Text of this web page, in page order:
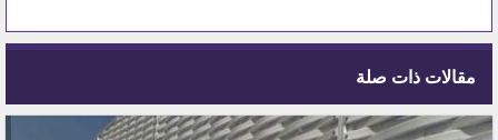
مقالات ذات صلة